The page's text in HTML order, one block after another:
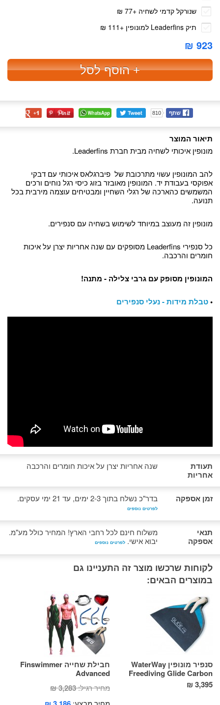
שנורקל קדמי לשחיה +
77 ₪
תיק Leaderfins למונופין
+
111 ₪
923 ₪
+ הוסף לסל
שתף 810
תיאור המוצר
מונופין איכותי לשחיה מבית חברת Leaderfins.
להב המונופין עשוי מתרכובת של פיברגלאס איכותי עם דבקי
אפוקסי בעבודת יד. המונופין מאובזר בזוג כיסי רגל נוחים ורכים
המשמשים כהארכה של רגלי השחיין ומבטיחים עוצמה מירבית בכל
תנועה.
מונופין זה מעוצב במיוחד לשימוש בשחיה עם סנפירים.
כל סנפירי Leaderfins מסופקים עם שנה אחריות יצרן על איכות
חומרים והרכבה.
המונופין מסופק עם גרבי צלילה - מתנה!
•טבלת מידות - נעלי סנפירים
תעודת
אחריות
שנה אחריות יצרן על איכות חומרים והרכבה
זמן אספקה בדר"כ נשלח בתוך 2-3 ימים, עד 21 ימי עסקים.
לפרטים נוספים
תנאי
אספקה
משלוח חינם לכל רחבי הארץ! המחיר כולל מע"מ.
יבוא אישי. לפרטים נוספים
לקוחות שרכשו מוצר זה התעניינו גם
במוצרים הבאים:
סנפיר מונופין WaterWay
Freediving Glide Carbon
3,395 ₪
חבילת שחייה Finswimmer
Advanced
מחיר רגיל:3,283 ₪